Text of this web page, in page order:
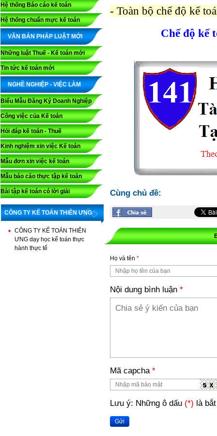
Hệ thống Báo cáo kế toán
Hệ thống chuẩn mực kế toán
VĂN BẢN PHÁP LUẬT MỚI
Những luật Thuế - Kế toán mới
Tin tức kế toán mới
NGHỀ NGHIỆP - VIỆC LÀM
Biểu Mẫu Đăng Ký Doanh Nghiệp
Công việc của Kế toán
Hỏi đáp kế toán - Thuế
Kinh nghiệm xin việc Kế toán
Mẫu đơn xin việc kế toán
Mẫu báo cáo thực tập kế toán
Bài tập kế toán có lời giải
CÔNG TY KẾ TOÁN THIÊN ƯNG
CÔNG TY KẾ TOÁN THIÊN
ƯNG dạy học kế toán thực
hành thực tế
- Toàn bộ chế độ kế
Chế độ kế
Cùng chủ đề:
Họ và tên *
Nội dung bình luận *
Mã capcha *
Lưu ý: Những ô dấu (*) là
Gửi